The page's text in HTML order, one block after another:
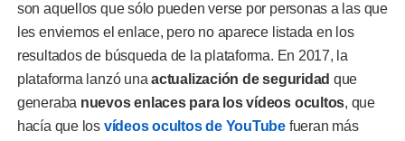
son aquellos que sólo pueden verse por personas a las que
les enviemos el enlace, pero no aparece listada en los
resultados de búsqueda de la plataforma. En 2017, la
plataforma lanzó unaactualización de seguridad que
generaba nuevos enlaces para los vídeos ocultos, que
hacía que los vídeos ocultos de YouTubefueran más